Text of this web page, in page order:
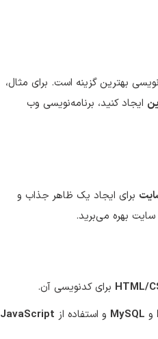
بهترین گزینه است. برای مثال،
ایجاد کنید، برنامه‌نویسی وب
برای ایجاد یک ظاهر جذاب و
سایت بهره می‌برید.
HTML/ برای کدنویسی آن.
و MySQL و استفاده از JavaScript